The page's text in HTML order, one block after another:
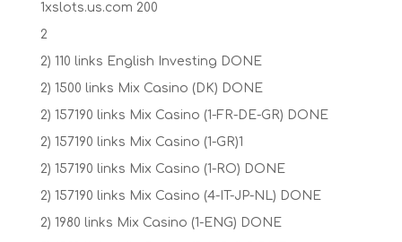
1xslots.us.com 200
2
2) 110 links English Investing DONE
2) 1500 links Mix Casino (DK) DONE
2) 157190 links Mix Casino (1-FR-DE-GR) DONE
2) 157190 links Mix Casino (1-GR)1
2) 157190 links Mix Casino (1-RO) DONE
2) 157190 links Mix Casino (4-IT-JP-NL) DONE
2) 1980 links Mix Casino (1-ENG) DONE